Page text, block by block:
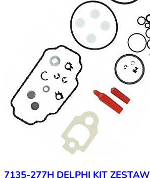
7135-277H DELPHI KIT ZESTAW